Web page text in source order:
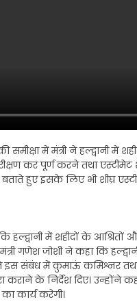
में मंत्री ने हल्द्वानी में
कर पूर्ण करने तथा
हुए इसके लिए भी शीघ्र
हल्द्वानी में शहीदों के
गणेश जोशी ने कहा कि
ने इस संबंध में कुमाऊं कमिश्नर
कराने के निर्देश दिए। उन्होंने
कार्य करेगी।